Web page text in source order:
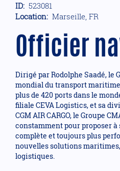
ID: 523081
Location: Marseille, FR
Officier
Dirigé par Rodolphe Saadé, le
mondial du transport
plus de 420 ports dans le
filiale CEVA Logistics, et sa
CGM AIR CARGO, le Groupe
constamment pour proposer
complète et toujours plus
nouvelles solutions
logistiques.